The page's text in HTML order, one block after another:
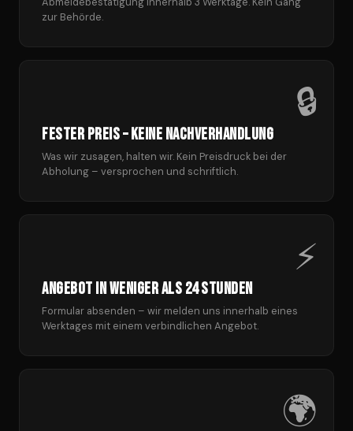
zur Behörde.
🔒
Fester Preis – keine Nachverhandlung
Was wir zusagen, halten wir. Kein Preisdruck bei der
Abholung – versprochen und schriftlich.
⚡
Angebot in weniger als 24 Stunden
Formular absenden – wir melden uns innerhalb eines
Werktages mit einem verbindlichen Angebot.
🌍